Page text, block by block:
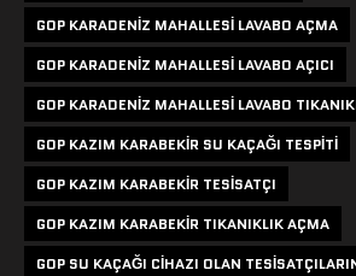
GOP KARADENIZ MAHALLESI LAVABO AÇMA
GOP KARADENIZ MAHALLESI LAVABO AÇICI
GOP KARADENIZ MAHALLESI LAVABO
GOP KAZIM KARABEKIR SU KAÇAĞI TESPITI
GOP KAZIM KARABEKIR TESISATÇI
GOP KAZIM KARABEKIR TIKANIKLIK AÇMA
GOP SU KAÇAĞI CIHAZI OLAN